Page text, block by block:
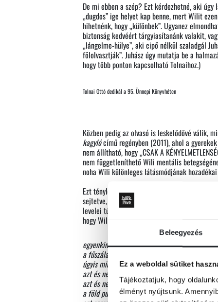
Beleegyezés
Ez a weboldal sütiket
Tájékoztatjuk, hogy
élményt nyújtsunk.
De mi ebben a szép? Ezt kérdezhetné, aki
„dugdos” ige helyet kap benne, mert Wilit
hihetnénk, hogy „különbek”. Ugyanez
biztonság kedvéért tárgyiasítanánk valakit,
„lángelme-hülye”, aki cipő nélkül szaladgál
fölolvasztják”. Juhász úgy mutatja be a
hogy több ponton kapcsolható Tolnaihoz.)
Tolnai Ottó dedikál a 95. Ünnepi Könyvhéten
Közben pedig az olvasó is leskelődővé válik,
kagylócímű regényben (2011), ahol a
nem állítható, hogy „CSAK A
nem függetleníthető Wili mentális
noha Wili különleges látásmódjának
Ezt tényleg nem tehetjük, a „rokokó halott,
sejtetve, azokét, akik beköltöztek a susnyásba
levelei túladagolt finomságával, bármi zajlik
hogy Wili így beszél a növényzetről:
egyenkint megcsókolom
a fűszálak ezüstporos kis kardját
úgyis mindig azt szerettem volna
azt és nem ganézni dögöt nyúzni
azt és nem hegyes karókkal átverni
a föld puha szívét